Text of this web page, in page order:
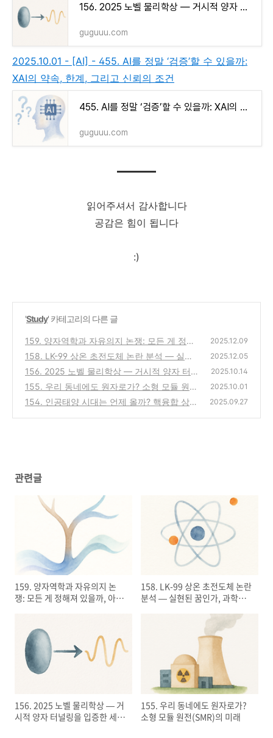
156. 2025 노벨 물리학상 — 거시적 양자 터널링을 입증한 세 과학자
guguuu.com
2025.10.01 - [AI] - 455. AI를 정말 ‘검증’할 수 있을까:
XAI의 약속, 한계, 그리고 신뢰의 조건
455. AI를 정말 ‘검증’할 수 있을까: XAI의 약속, 한계, 그리고 신뢰의 조건
guguuu.com
읽어주셔서 감사합니다
공감은 힘이 됩니다
:)
'Study' 카테고리의 다른 글
159. 양자역학과 자유의지 논쟁: 모든 게 정해
져 있을까, 아니면 선택은 가능한가
2025.12.09
158. LK-99 상온 초전도체 논란 분석 — 실현
된 꿈인가, 과학적 검증이 남긴 교훈
(0)
2025.12.05
156. 2025 노벨 물리학상 — 거시적 양자 터널
링을 입증한 세 과학자
(0)
2025.10.14
155. 우리 동네에도 원자로가? 소형 모듈 원전
(SMR)의 미래
(0)
2025.10.01
154. 인공태양 시대는 언제 올까? 핵융합 상용
2025.09.27
관련글
159. 양자역학과 자유의지 논
쟁: 모든 게 정해져 있을까, 아니
158. LK-99 상온 초전도체 논란
분석 — 실현된 꿈인가, 과학적
156. 2025 노벨 물리학상 — 거
시적 양자 터널링을 입증한 세
155. 우리 동네에도 원자로가?
소형 모듈 원전(SMR)의 미래